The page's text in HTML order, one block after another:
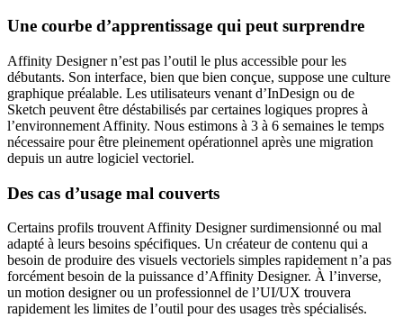
Une courbe d’apprentissage qui peut surprendre
Affinity Designer n’est pas l’outil le plus accessible pour les
débutants. Son interface, bien que bien conçue, suppose une culture
graphique préalable. Les utilisateurs venant d’InDesign ou de
Sketch peuvent être déstabilisés par certaines logiques propres à
l’environnement Affinity. Nous estimons à 3 à 6 semaines le temps
nécessaire pour être pleinement opérationnel après une migration
depuis un autre logiciel vectoriel.
Des cas d’usage mal couverts
Certains profils trouvent Affinity Designer surdimensionné ou mal
adapté à leurs besoins spécifiques. Un créateur de contenu qui a
besoin de produire des visuels vectoriels simples rapidement n’a pas
forcément besoin de la puissance d’Affinity Designer. À l’inverse,
un motion designer ou un professionnel de l’UI/UX trouvera
rapidement les limites de l’outil pour des usages très spécialisés.